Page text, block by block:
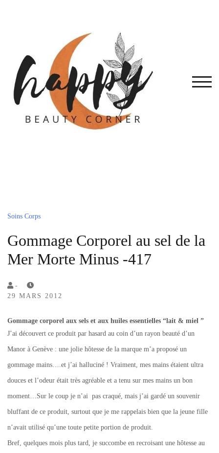
Soins Corps
Gommage Corporel au sel de la
Mer Morte Minus -417
by
Lola
-
29 MARS 2012
Gommage corporel aux sels et aux huiles essentielles “lait & miel ”
J’ai découvert ce produit par hasard au coin d’un rayon beauté d’un
Manor à Genève : une jolie hôtesse de la marque m’a proposé un
gommage mains….et j’ai halluciné ! Vraiment, mes mains étaient ultra
douces et l’odeur était très agréable et a tenu sur mes mains un bon
moment…Sur le coup je n’ai pas craqué, mais j’ai gardé un souvenir
bluffant de ce produit, surtout que je me rappelais bien que la jeune fille
n’avait utilisé qu’une toute petite portion de produit.
Bref, quelques mois plus tard, je succombe en recroisant une hôtesse au